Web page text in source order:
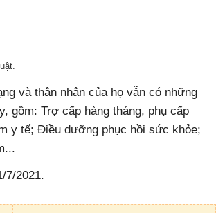
và thân nhân của họ vẫn có những
gồm: Trợ cấp hàng tháng, phụ cấp
y tế; Điều dưỡng phục hồi sức khỏe;
7/2021.